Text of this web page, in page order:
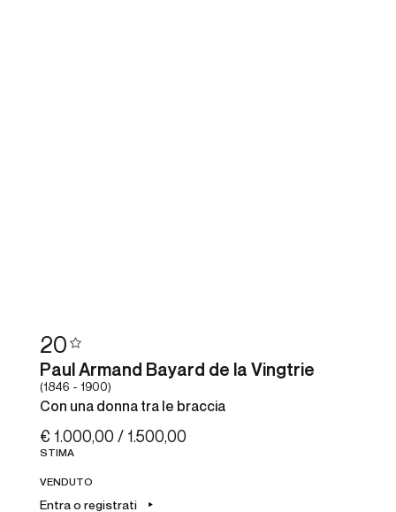
20
Paul Armand Bayard de la Vingtrie
(1846 - 1900)
Con una donna tra le braccia
€ 1.000,00 / 1.500,00
STIMA
VENDUTO
Entra o registrati